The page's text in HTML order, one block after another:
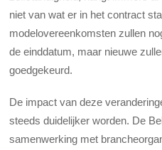
niet van wat er in het contract
modelovereenkomsten zullen
de einddatum, maar nieuwe
goedgekeurd.
De impact van deze
steeds duidelijker worden. De
samenwerking met